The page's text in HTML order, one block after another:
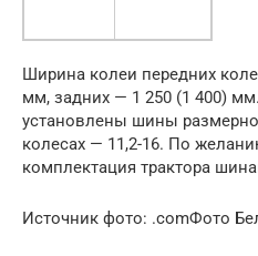
Ширина колеи передних
мм, задних — 1 250 (1 400)
установлены шины
колесах — 11,2-16. По
комплектация трактора
Источник фото: .comФото